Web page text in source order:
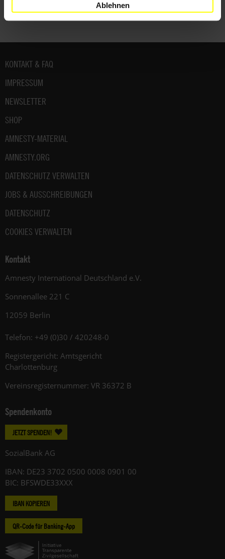
Ablehnen
Fußbereich
KONTAKT & FAQ
IMPRESSUM
NEWSLETTER
SHOP
AMNESTY-MATERIAL
AMNESTY.ORG
DATENSCHUTZ VERWALTEN
JOBS & AUSSCHREIBUNGEN
DATENSCHUTZ
COOKIES VERWALTEN
Kontakt
Amnesty International Deutschland e.V.
Sonnenallee 221 C
12059 Berlin
Telefon: +49 (0)30 / 420248-0
Registergericht: Amtsgericht
Charlottenburg
Vereinsregisternummer: VR 36372 B
Spendenkonto
JETZT SPENDEN!
SozialBank AG
IBAN: DE23 3702 0500 0008 0901 00
BIC: BFSWDE33XXX
IBAN KOPIEREN
QR-Code für Banking-App